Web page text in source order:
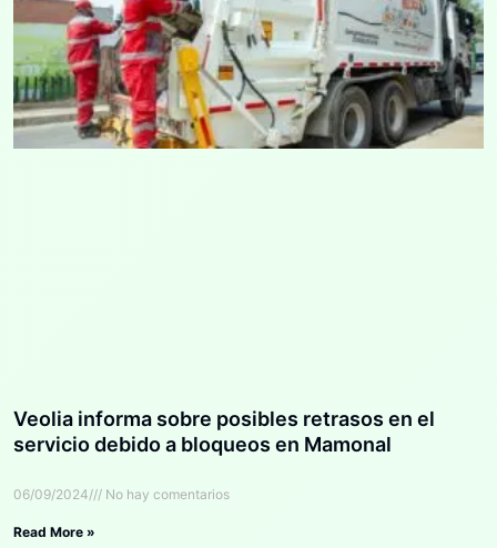
Veolia informa sobre posibles retrasos en el
servicio debido a bloqueos en Mamonal
06/09/2024 No hay comentarios
Read More »